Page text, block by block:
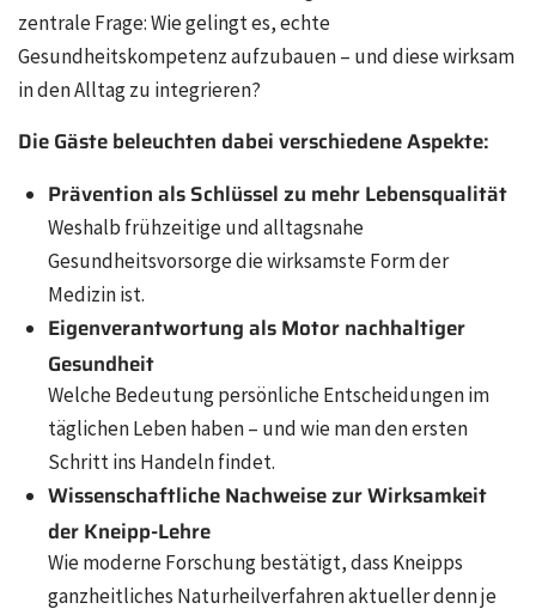
zentrale Frage: Wie gelingt es, echte
Gesundheitskompetenz aufzubauen – und diese wirksam
in den Alltag zu integrieren?
Die Gäste beleuchten dabei verschiedene Aspekte:
Prävention als Schlüssel zu mehr Lebensqualität
Weshalb frühzeitige und alltagsnahe
Gesundheitsvorsorge die wirksamste Form der
Medizin ist.
Eigenverantwortung als Motor nachhaltiger
Gesundheit
Welche Bedeutung persönliche Entscheidungen im
täglichen Leben haben – und wie man den ersten
Schritt ins Handeln findet.
Wissenschaftliche Nachweise zur Wirksamkeit
der Kneipp-Lehre
Wie moderne Forschung bestätigt, dass Kneipps
ganzheitliches Naturheilverfahren aktueller denn je